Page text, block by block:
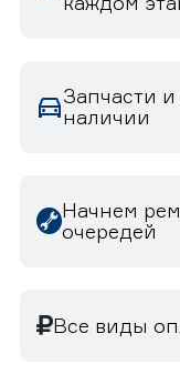
Запчасти
наличии
Начнем
очередей
Все виды